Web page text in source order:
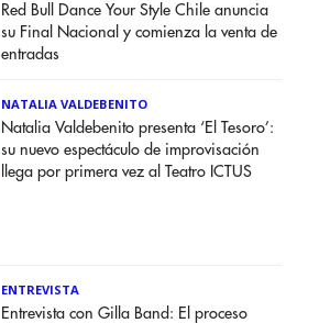
Red Bull Dance Your Style Chile anuncia
su Final Nacional y comienza la venta de
entradas
NATALIA VALDEBENITO
Natalia Valdebenito presenta ‘El Tesoro’:
su nuevo espectáculo de improvisación
llega por primera vez al Teatro ICTUS
ENTREVISTA
Entrevista con Gilla Band: El proceso